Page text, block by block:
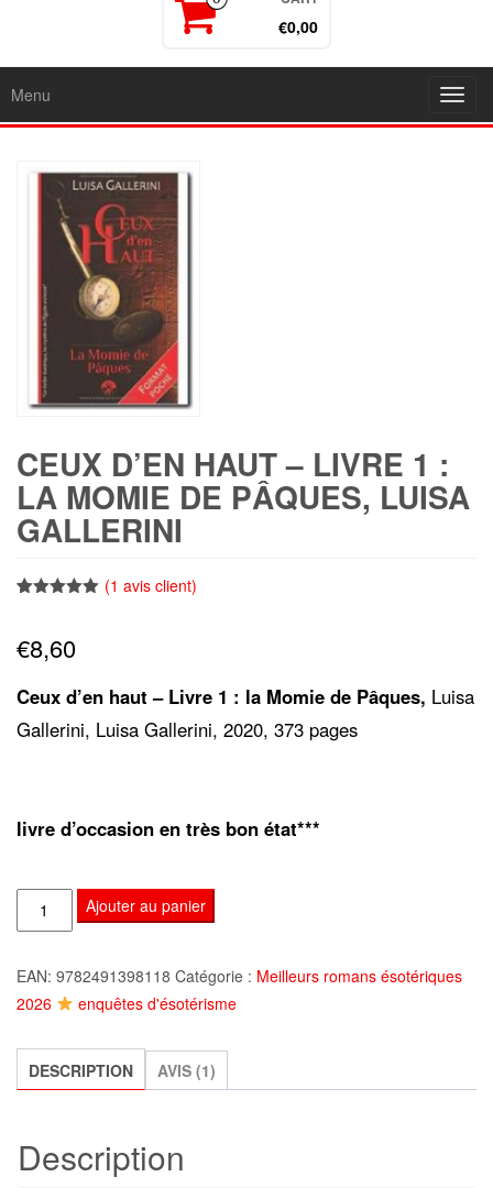
€0,00
Menu
CEUX D’EN HAUT – LIVRE 1 :
LA MOMIE DE PÂQUES, LUISA
GALLERINI
basé sur
notation
(1 avis client)
€8,60
Ceux d’en haut – Livre 1 : la Momie de Pâques, Luisa
Gallerini, Luisa Gallerini, 2020, 373 pages
livre d’occasion en très bon état***
quantité
de
d'en
haut
Livre
1
la
Momie
Ajouter au panier
EAN: 9782491398118 Catégorie : Meilleurs romans ésotériques
2026
enquêtes d'ésotérisme
DESCRIPTION AVIS (1)
Description